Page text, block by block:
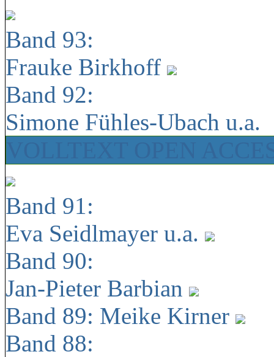
Band 93:
Frauke Birkhoff
Band 92:
Simone Fühles-Ubach u.a.
Band 91:
Eva Seidlmayer u.a.
Band 90:
Jan-Pieter Barbian
Band 89: Meike Kirner
Band 88: